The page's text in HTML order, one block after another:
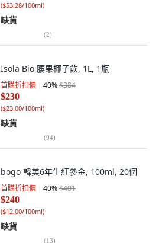
($53.28/100ml)
缺貨
(2)
Isola Bio 腰果椰子飲, 1L, 1瓶
首購折扣價 40%$384
$230
($23.00/100ml)
缺貨
(94)
bogo 韓美6年生紅參金, 100ml, 20個
首購折扣價 40%$401
$240
($12.00/100ml)
缺貨
(13)